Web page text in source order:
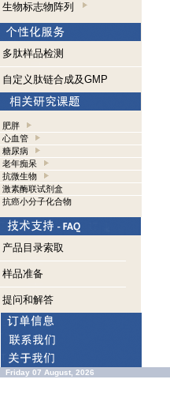
生物标志物阵列
多肽样品检测
自定义肽链合成及GMP
肥胖
心血管
糖尿病
老年痴呆
抗微生物
激素酶联试剂盒
抗癌小分子化合物
产品目录索取
样品准备
提问和解答
Friday 07 August, 2026